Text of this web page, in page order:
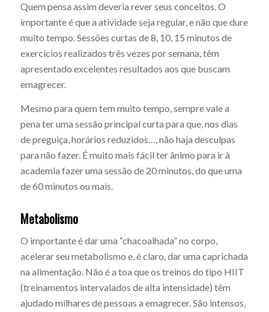
Quem pensa assim deveria rever seus conceitos. O
importante é que a atividade seja regular, e não que dure
muito tempo. Sessões curtas de 8, 10, 15 minutos de
exercícios realizados três vezes por semana, têm
apresentado excelentes resultados aos que buscam
emagrecer.
Mesmo para quem tem muito tempo, sempre vale a
pena ter uma sessão principal curta para que, nos dias
de preguiça, horários reduzidos…, não haja desculpas
para não fazer. É muito mais fácil ter ânimo para ir à
academia fazer uma sessão de 20 minutos, do que uma
de 60 minutos ou mais.
Metabolismo
O importante é dar uma “chacoalhada” no corpo,
acelerar seu metabolismo e, é claro, dar uma caprichada
na alimentação. Não é a toa que os treinos do tipo HIIT
(treinamentos intervalados de alta intensidade) têm
ajudado milhares de pessoas a emagrecer. São intensos,